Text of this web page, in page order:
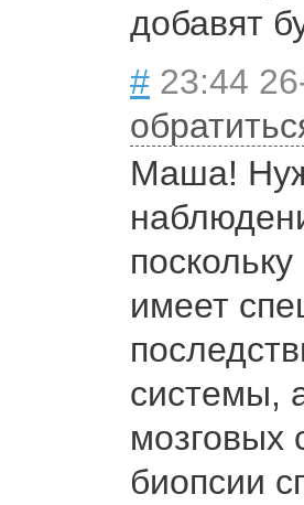
добавят
# 23:44
Маша!
имеет
системы,
мозговых
биопсии